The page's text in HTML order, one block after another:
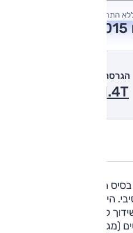
התחייבות
הגרסה המומלצת של אוטו
1.4T, אוט' 2015
הגולף. היא מציעה עיצוב
מיוחד ומרשים עם חלק קדמי אגרסיבי. היצע המנועים אצלנו כלל
טורבו (122 כ"ס) בשידוך לתיבה ידנית בלבד
טורבו ומגדש על) עם